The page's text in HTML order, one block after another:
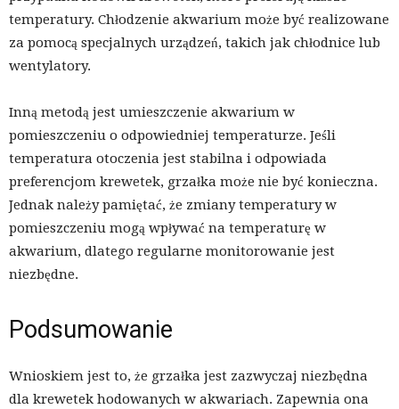
temperatury. Chłodzenie akwarium może być realizowane
za pomocą specjalnych urządzeń, takich jak chłodnice lub
wentylatory.
Inną metodą jest umieszczenie akwarium w
pomieszczeniu o odpowiedniej temperaturze. Jeśli
temperatura otoczenia jest stabilna i odpowiada
preferencjom krewetek, grzałka może nie być konieczna.
Jednak należy pamiętać, że zmiany temperatury w
pomieszczeniu mogą wpływać na temperaturę w
akwarium, dlatego regularne monitorowanie jest
niezbędne.
Podsumowanie
Wnioskiem jest to, że grzałka jest zazwyczaj niezbędna
dla krewetek hodowanych w akwariach. Zapewnia ona